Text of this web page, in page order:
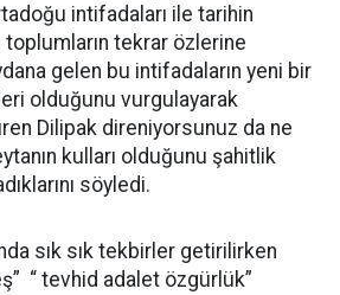
intifadaları ile tarihin
tekrar özlerine
gelen bu intifadaların yeni bir
olduğunu vurgulayarak
Dilipak direniyorsunuz da ne
kulları olduğunu şahitlik
söyledi.
sık sık tekbirler getirilirken
“ tevhid adalet özgürlük”